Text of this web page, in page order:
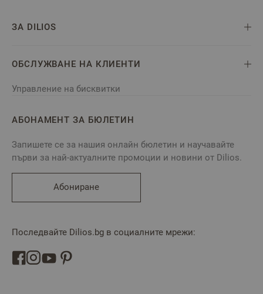
ЗА DILIOS
ОБСЛУЖВАНЕ НА КЛИЕНТИ
Управление на бисквитки
АБОНАМЕНТ ЗА БЮЛЕТИН
Запишете се за нашия онлайн бюлетин и научавайте
първи за най-актуалните промоции и новини от Dilios.
Абониране
Последвайте Dilios.bg в социалните мрежи: